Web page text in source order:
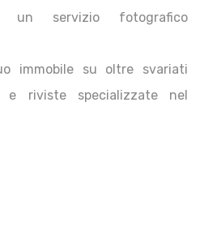
un servizio fotografico
immobile su oltre svariati
e riviste specializzate nel